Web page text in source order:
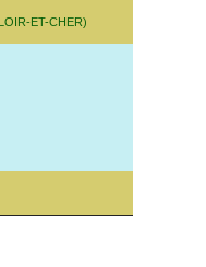
ET-CHER)